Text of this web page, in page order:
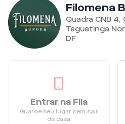
Filomena
Quadra CNB
Taguatinga
DF
Entrar na Fila
Guarde seu lugar sem sair
de casa